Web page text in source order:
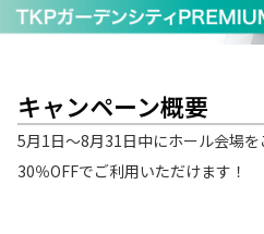
キャンペーン概要
5月1日～8月31日中にホール会場
30％OFFでご利用いただけます！